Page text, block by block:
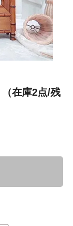
（在庫2点/残